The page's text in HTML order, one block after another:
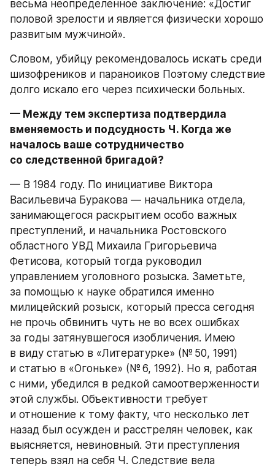
весьма неопределенное заключение: «Достиг
половой зрелости и является физически хорошо
развитым мужчиной».
Словом, убийцу рекомендовалось искать среди
шизофреников и параноиков Поэтому следствие
долго искало его через психически больных.
— Между тем экспертиза подтвердила
вменяемость и подсудность Ч. Когда же
началось ваше сотрудничество
со следственной бригадой?
— В 1984 году. По инициативе Виктора
Васильевича Буракова — начальника отдела,
занимающегося раскрытием особо важных
преступлений, и начальника Ростовского
областного УВД Михаила Григорьевича
Фетисова, который тогда руководил
управлением уголовного розыска. Заметьте,
за помощью к науке обратился именно
милицейский розыск, который пресса сегодня
не прочь обвинить чуть не во всех ошибках
за годы затянувшегося изобличения. Имею
в виду статью в «Литературке» (№ 50, 1991)
и статью в «Огоньке» (№ 6, 1992). Но я, работая
с ними, убедился в редкой самоотверженности
этой службы. Объективности требует
и отношение к тому факту, что несколько лет
назад был осужден и расстрелян человек, как
выясняется, невиновный. Эти преступления
теперь взял на себя Ч. Следствие вела